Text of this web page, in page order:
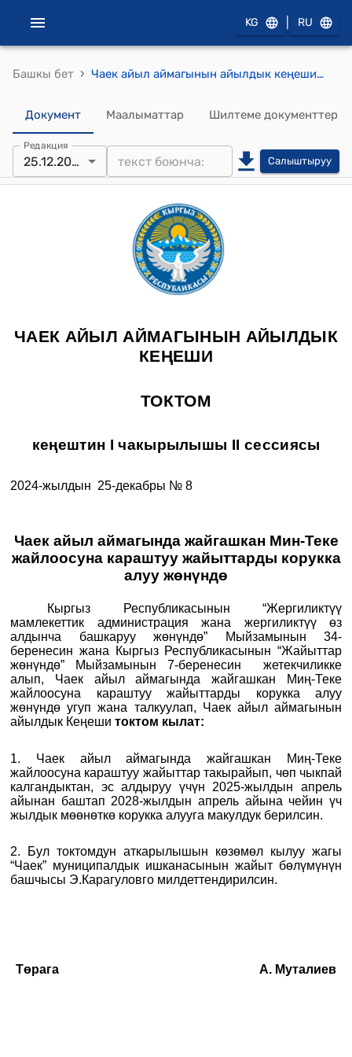
KG RU
Башкы бет › Чаек айыл аймагынын айылдык кеңешинин 2024-жылдын 25-декабрындагы № 8 "Чаек айыл аймагында жайгашкан Мин-Теке жайлоосуна караштуу жайыттарды корукка алуу жөнүндө" Токтому
Документ Маалыматтар Шилтеме документтер
Редакция
25.12.2024 Салыштыруу